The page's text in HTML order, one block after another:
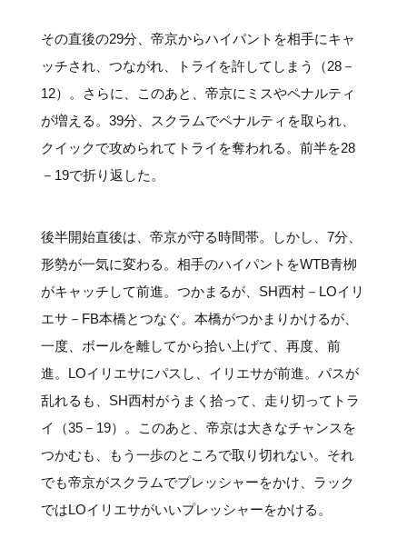
その直後の29分、帝京からハイパントを相手にキャ
ッチされ、つながれ、トライを許してしまう（28－
12）。さらに、このあと、帝京にミスやペナルティ
が増える。39分、スクラムでペナルティを取られ、
クイックで攻められてトライを奪われる。前半を28
－19で折り返した。
後半開始直後は、帝京が守る時間帯。しかし、7分、
形勢が一気に変わる。相手のハイパントをWTB青栁
がキャッチして前進。つかまるが、SH西村－LOイリ
エサ－FB本橋とつなぐ。本橋がつかまりかけるが、
一度、ボールを離してから拾い上げて、再度、前
進。LOイリエサにパスし、イリエサが前進。パスが
乱れるも、SH西村がうまく拾って、走り切ってトラ
イ（35－19）。このあと、帝京は大きなチャンスを
つかむも、もう一歩のところで取り切れない。それ
でも帝京がスクラムでプレッシャーをかけ、ラック
ではLOイリエサがいいプレッシャーをかける。